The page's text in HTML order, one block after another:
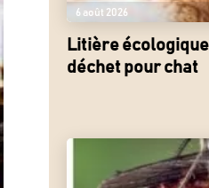
6 août 2026
Litière
déchet pour chat